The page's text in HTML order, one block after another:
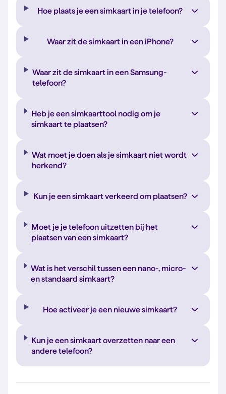
Hoe plaats je een simkaart in je telefoon?
Waar zit de simkaart in een iPhone?
Waar zit de simkaart in een Samsung-
telefoon?
Heb je een simkaarttool nodig om je
simkaart te plaatsen?
Wat moet je doen als je simkaart niet wordt
herkend?
Kun je een simkaart verkeerd om plaatsen?
Moet je je telefoon uitzetten bij het
plaatsen van een simkaart?
Wat is het verschil tussen een nano-, micro-
en standaard simkaart?
Hoe activeer je een nieuwe simkaart?
Kun je een simkaart overzetten naar een
andere telefoon?